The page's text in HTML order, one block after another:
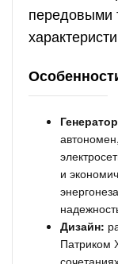
передовыми
и
Дизайн:
Патриком